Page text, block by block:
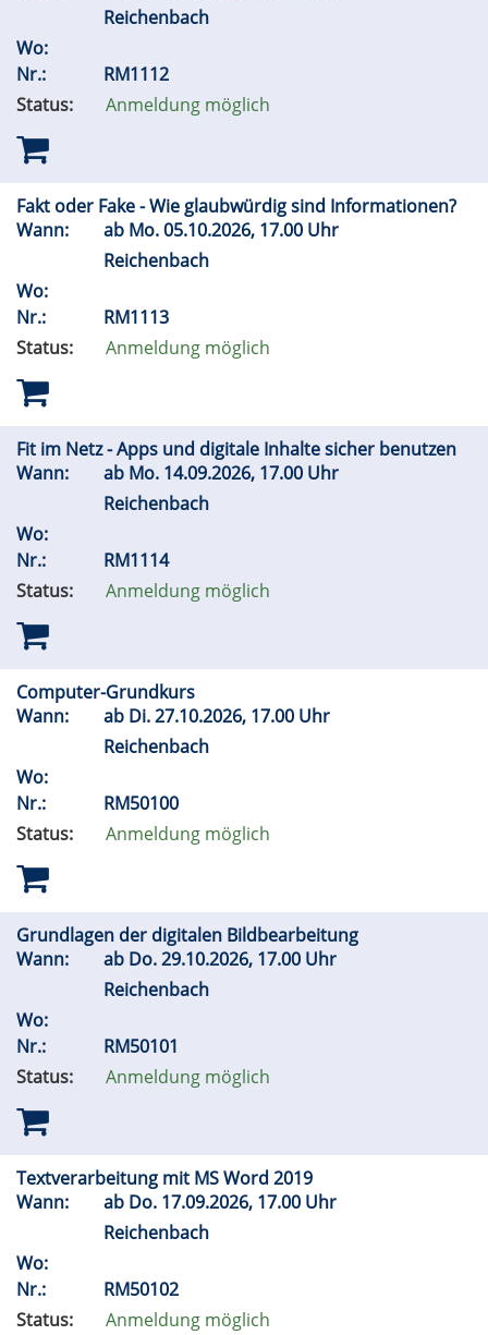
Reichenbach
Wo:
Nr.:
RM1112
Status:
Anmeldung möglich
Fakt oder Fake - Wie glaubwürdig sind Informationen?
Wann:
ab Mo.05.10.2026, 17.00 Uhr
Reichenbach
Wo:
Nr.:
RM1113
Status:
Anmeldung möglich
Fit im Netz - Apps und digitale Inhalte sicher benutzen
Wann:
ab Mo. 14.09.2026, 17.00 Uhr
Reichenbach
Wo:
Nr.:
RM1114
Status:
Anmeldung möglich
Computer-Grundkurs
Wann:
ab Di.27.10.2026, 17.00 Uhr
Reichenbach
Wo:
Nr.:
RM50100
Status:
Anmeldung möglich
Grundlagen der digitalen Bildbearbeitung
Wann:
ab Do.29.10.2026, 17.00 Uhr
Reichenbach
Wo:
Nr.:
RM50101
Status:
Anmeldung möglich
Textverarbeitung mit MS Word 2019
Wann:
ab Do. 17.09.2026, 17.00 Uhr
Reichenbach
Wo:
Nr.:
RM50102
Status:
Anmeldung möglich